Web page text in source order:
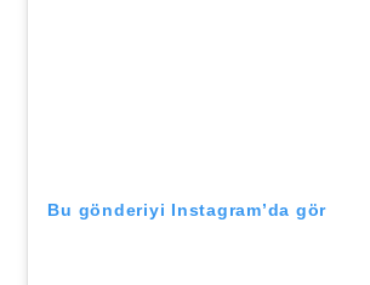
Bu gönderiyi Instagram’da gör